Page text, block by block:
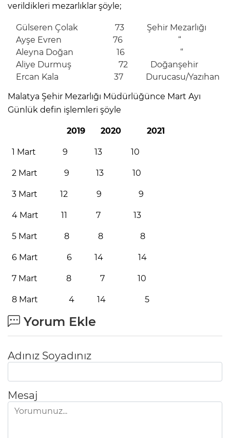
verildikleri mezarlıklar şöyle;
Gülseren Çolak 73 Şehir Mezarlığı
Ayşe Evren 76 “
Aleyna Doğan 16 “
Aliye Durmuş 72 Doğanşehir
Ercan Kala 37 Durucasu/Yazıhan
Malatya Şehir Mezarlığı Müdürlüğünce Mart Ayı
Günlük defin işlemleri şöyle
2019 2020 2021
1 Mart 9 13 10
2 Mart 9 13 10
3 Mart 12 9 9
4 Mart 11 7 13
5 Mart 8 8 8
6 Mart 6 14 14
7 Mart 8 7 10
8 Mart 4 14 5
Yorum Ekle
Adınız Soyadınız
Mesaj